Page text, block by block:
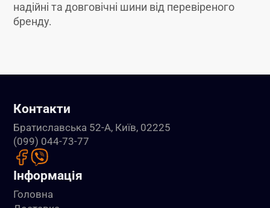
надійні та довговічні шини від перевіреного
бренду.
Контакти
Братиславська 52-А, Київ, 02225
(099) 044-73-77
Інформація
Головна